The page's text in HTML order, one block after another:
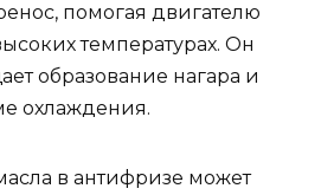
помогая двигателю
температурах. Он
образование нагара и
охлаждения.
в антифризе может